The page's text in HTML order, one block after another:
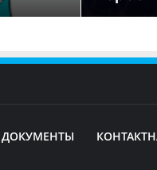
ДОКУМЕНТЫ